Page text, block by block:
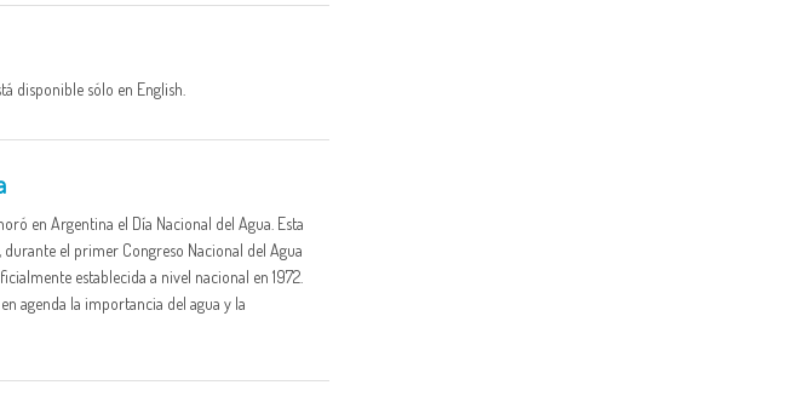
disponible sólo en English.
en Argentina el Día Nacional del Agua. Esta
durante el primer Congreso Nacional del Agua
establecida a nivel nacional en 1972.
agenda la importancia del agua y la